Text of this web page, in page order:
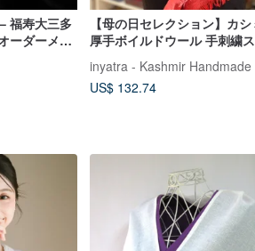
福寿大三多
ーダーメイ
【母の日セレクション】カ
厚手ボイルドウール 手刺繍
inyatra - Kashmir Handmade
US$ 132.74